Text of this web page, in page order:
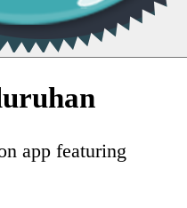
app featuring